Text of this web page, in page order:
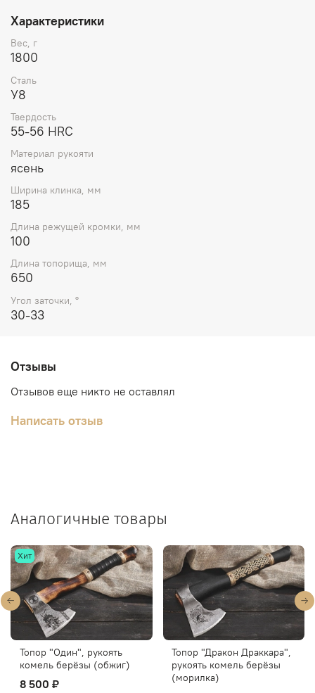
Характеристики
Вес, г
1800
Сталь
У8
Твердость
55-56 HRC
Материал рукояти
ясень
Ширина клинка, мм
185
Длина режущей кромки, мм
100
Длина топорища, мм
650
Угол заточки, °
30-33
Отзывы
Отзывов еще никто не оставлял
Написать отзыв
Аналогичные товары
Хит
Топор "Один", рукоять
комель берёзы (обжиг)
8 500 ₽
Топор "Дракон Драккара",
рукоять комель берёзы
(морилка)